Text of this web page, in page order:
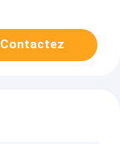
Contactez